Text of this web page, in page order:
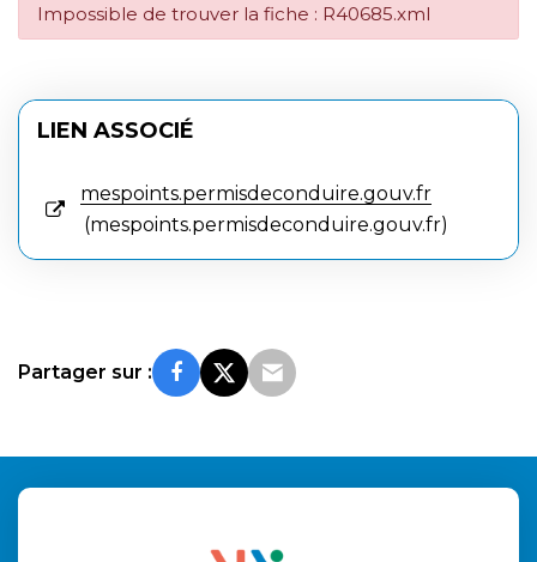
Impossible de trouver la fiche : R40685.xml
LIEN ASSOCIÉ
mespoints.permisdeconduire.gouv.fr
mespoints.permisdeconduire.gouv.fr
Partager sur :